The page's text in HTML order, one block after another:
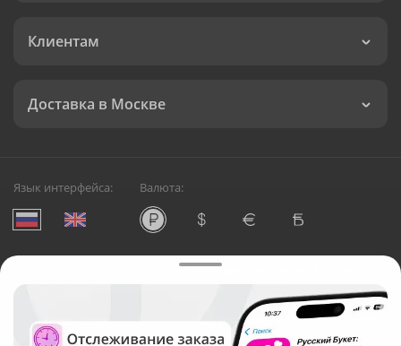
Клиентам
Доставка в Москве
Язык интерфейса: Валюта:
Служба круглосуточной доставки цветов в Москве
Русский Букет, 2026
Общество с ограниченной ответственностью «Технология»
ОГРН: 1195476081745, ИНН: 5410081997